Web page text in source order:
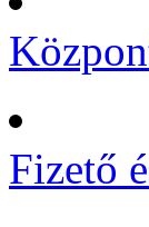
Fizető